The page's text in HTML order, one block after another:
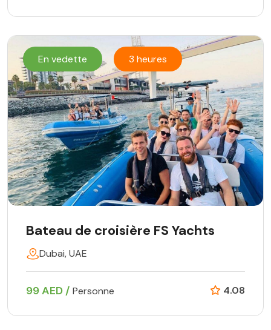
En vedette 3 heures
Bateau de croisière FS Yachts
Dubai, UAE
99 AED / Personne 4.08